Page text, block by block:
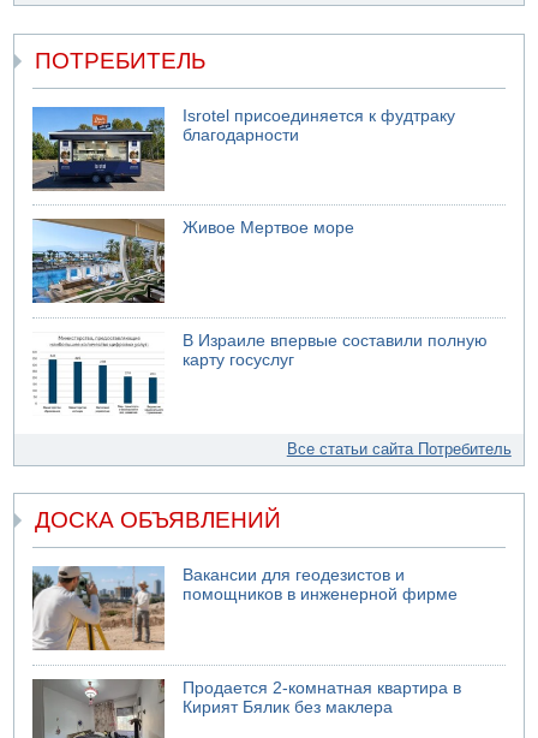
ПОТРЕБИТЕЛЬ
Isrotel присоединяется к фудтраку
благодарности
Живое Мертвое море
В Израиле впервые составили полную
карту госуслуг
Все статьи сайта Потребитель
ДОСКА ОБЪЯВЛЕНИЙ
Вакансии для геодезистов и
помощников в инженерной фирме
Продается 2-комнатная квартира в
Кирият Бялик без маклера